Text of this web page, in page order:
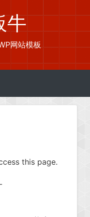
牛
网站模板
this page.